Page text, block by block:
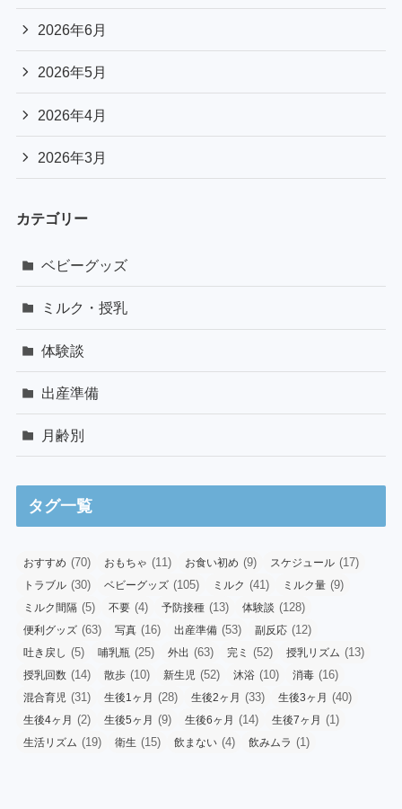
2026年6月
2026年5月
2026年4月
2026年3月
カテゴリー
ベビーグッズ
ミルク・授乳
体験談
出産準備
月齢別
タグ一覧
おすすめ (70) おもちゃ (11) お食い初め (9) スケジュール (17)
トラブル (30) ベビーグッズ (105) ミルク (41) ミルク量 (9)
ミルク間隔 (5) 不要 (4) 予防接種 (13) 体験談 (128)
便利グッズ (63) 写真 (16) 出産準備 (53) 副反応 (12)
吐き戻し (5) 哺乳瓶 (25) 外出 (63) 完ミ (52) 授乳リズム (13)
授乳回数 (14) 散歩 (10) 新生児 (52) 沐浴 (10) 消毒 (16)
混合育児 (31) 生後1ヶ月 (28) 生後2ヶ月 (33) 生後3ヶ月 (40)
生後4ヶ月 (2) 生後5ヶ月 (9) 生後6ヶ月 (14) 生後7ヶ月 (1)
生活リズム (19) 衛生 (15) 飲まない (4) 飲みムラ (1)